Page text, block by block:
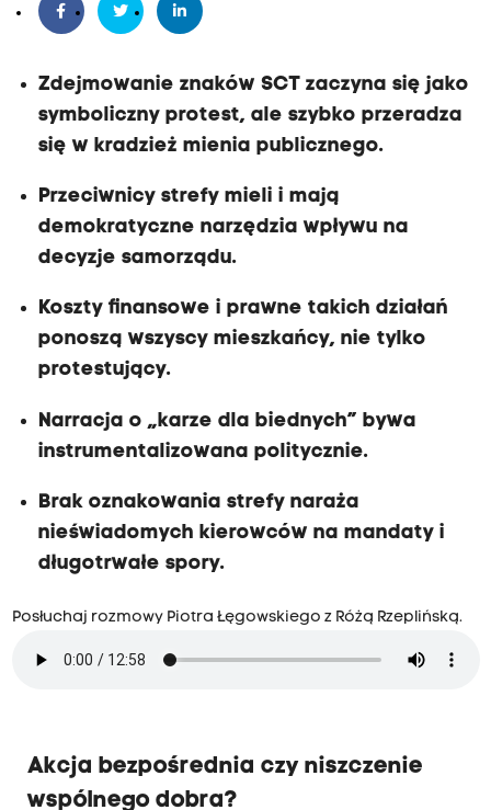
Zdejmowanie znaków SCT zaczyna się jako
symboliczny protest, ale szybko przeradza
się w kradzież mienia publicznego.
Przeciwnicy strefy mieli i mają
demokratyczne narzędzia wpływu na
decyzje samorządu.
Koszty finansowe i prawne takich działań
ponoszą wszyscy mieszkańcy, nie tylko
protestujący.
Narracja o „karze dla biednych” bywa
instrumentalizowana politycznie.
Brak oznakowania strefy naraża
nieświadomych kierowców na mandaty i
długotrwałe spory.
Posłuchaj rozmowy Piotra Łęgowskiego z Różą Rzeplińską.
Akcja bezpośrednia czy niszczenie
wspólnego dobra?